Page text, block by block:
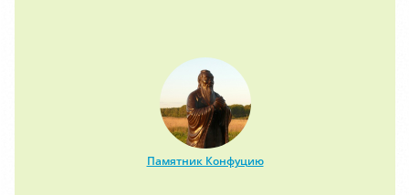
Памятник Конфуцию